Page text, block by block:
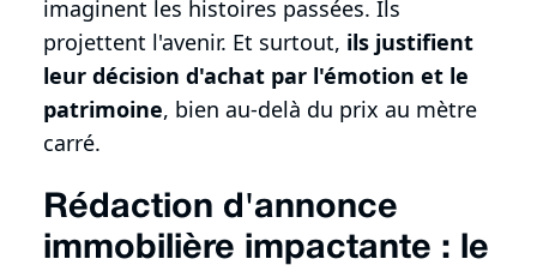
imaginent les histoires passées. Ils
projettent l'avenir. Et surtout, ils justifient
leur décision d'achat par l'émotion et le
patrimoine, bien au-delà du prix au mètre
carré.
Rédaction d'annonce
immobilière impactante : le